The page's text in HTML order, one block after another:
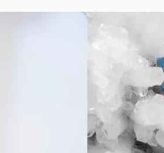
Начать
Academy
Документация по
Пакету ИИ
Служба
поддержки